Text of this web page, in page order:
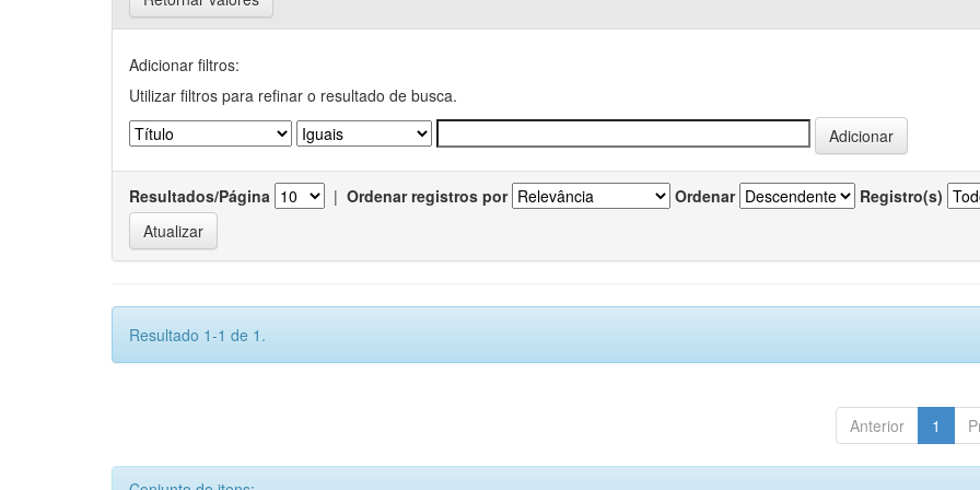
Adicionar filtros:
Utilizar filtros para refinar o resultado de busca.
Resultados/Página | Ordenar registros por Ordenar Registro(s)
Resultado 1-1 de 1.
Anterior 1